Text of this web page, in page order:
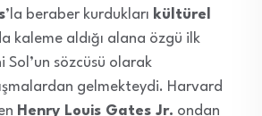
’la beraber kurdukları kültürel
kaleme aldığı alana özgü ilk
Sol’un sözcüsü olarak
gelmekteydi. Harvard
Henry Louis Gates Jr. ondan